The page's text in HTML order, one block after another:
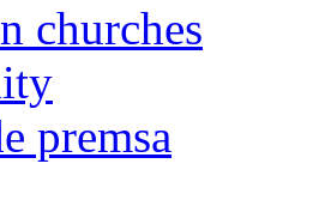
churches
premsa